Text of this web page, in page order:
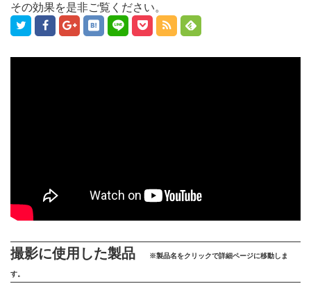
その効果を是非ご覧ください。
撮影に使用した製品 ※製品名をクリックで詳細ページに移動しま
す。